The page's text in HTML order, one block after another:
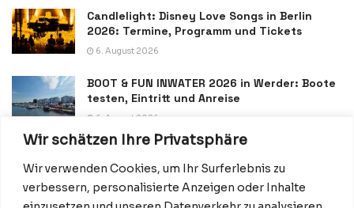
Wir schätzen Ihre Privatsphäre
Wir verwenden Cookies, um Ihr Surferlebnis zu
verbessern, personalisierte Anzeigen oder Inhalte
Candlelight: Disney Love Songs in Berlin
2026: Termine, Programm und Tickets
6. August 2026
BOOT & FUN INWATER 2026 in Werder: Boote
testen, Eintritt und Anreise
6. August 2026